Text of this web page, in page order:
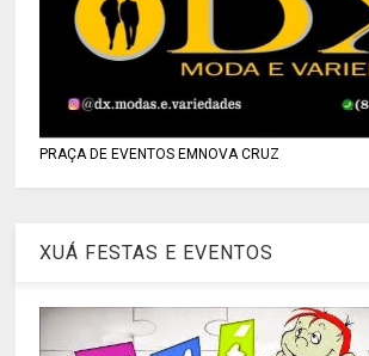
PRAÇA DE EVENTOS EMNOVA CRUZ
XUÁ FESTAS E EVENTOS